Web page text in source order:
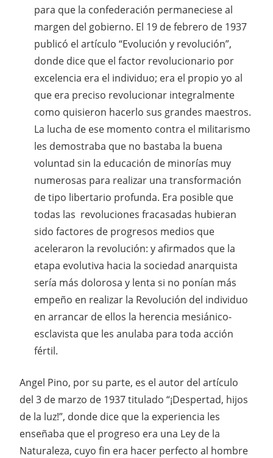
para que la confederación permaneciese al
margen del gobierno. El 19 de febrero de 1937
publicó el artículo “Evolución y revolución”,
donde dice que el factor revolucionario por
excelencia era el individuo; era el propio yo al
que era preciso revolucionar integralmente
como quisieron hacerlo sus grandes maestros.
La lucha de ese momento contra el militarismo
les demostraba que no bastaba la buena
voluntad sin la educación de minorías muy
numerosas para realizar una transformación
de tipo libertario profunda. Era posible que
todas las revoluciones fracasadas hubieran
sido factores de progresos medios que
aceleraron la revolución: y afirmados que la
etapa evolutiva hacia la sociedad anarquista
sería más dolorosa y lenta si no ponían más
empeño en realizar la Revolución del individuo
en arrancar de ellos la herencia mesiánico-
esclavista que les anulaba para toda acción
fértil.
Angel Pino, por su parte, es el autor del artículo
del 3 de marzo de 1937 titulado “¡Despertad, hijos
de la luz!”, donde dice que la experiencia les
enseñaba que el progreso era una Ley de la
Naturaleza, cuyo fin era hacer perfecto al hombre